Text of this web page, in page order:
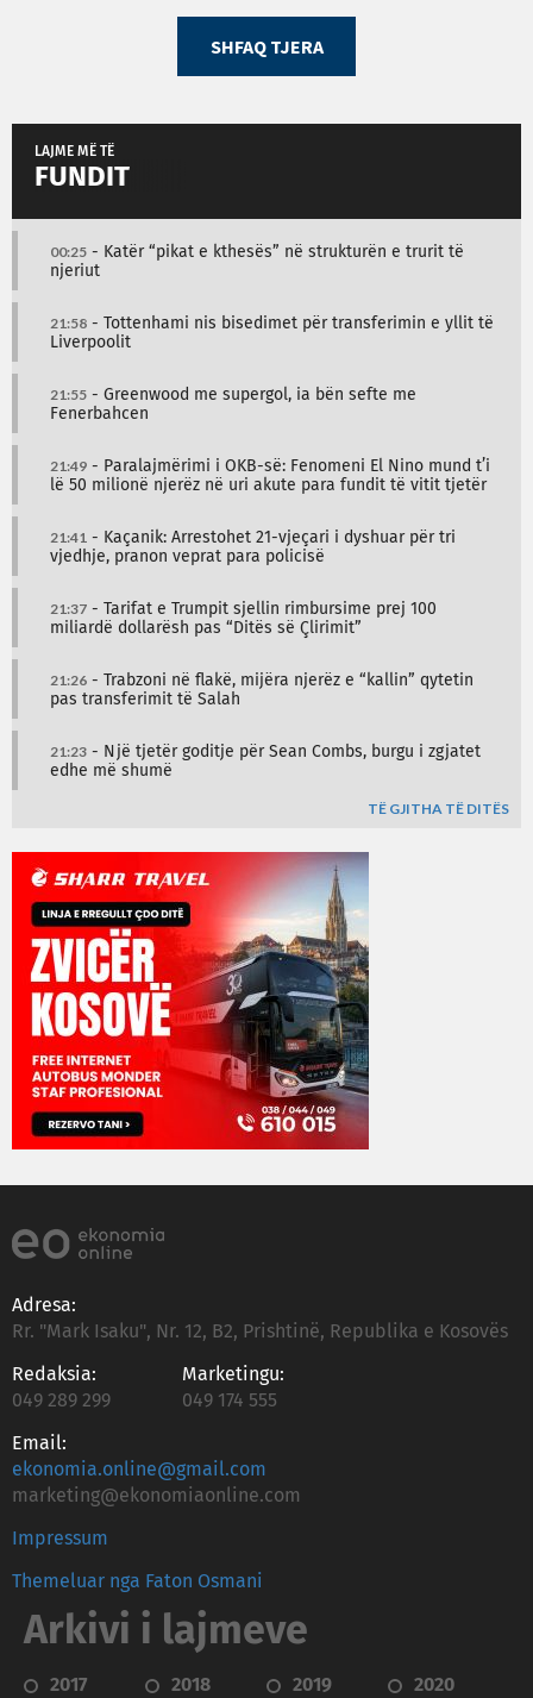
SHFAQ TJERA
LAJME MË TË
FUNDIT
00:25 - Katër “pikat e kthesës” në strukturën e trurit të
njeriut
21:58 - Tottenhami nis bisedimet për transferimin e yllit të
Liverpoolit
21:55 - Greenwood me supergol, ia bën sefte me
Fenerbahcen
21:49 - Paralajmërimi i OKB-së: Fenomeni El Nino mund t’i
lë 50 milionë njerëz në uri akute para fundit të vitit tjetër
21:41 - Kaçanik: Arrestohet 21-vjeçari i dyshuar për tri
vjedhje, pranon veprat para policisë
21:37 - Tarifat e Trumpit sjellin rimbursime prej 100
miliardë dollarësh pas “Ditës së Çlirimit”
21:26 - Trabzoni në flakë, mijëra njerëz e “kallin” qytetin
pas transferimit të Salah
21:23 - Një tjetër goditje për Sean Combs, burgu i zgjatet
edhe më shumë
TË GJITHA TË DITËS
Adresa:
Rr. "Mark Isaku", Nr. 12, B2, Prishtinë, Republika e Kosovës
Redaksia:
049 289 299
Marketingu:
049 174 555
Email:
ekonomia.online@gmail.com
marketing@ekonomiaonline.com
Impressum
Themeluar nga Faton Osmani
Arkivi i lajmeve
2017 2018 2019
2020